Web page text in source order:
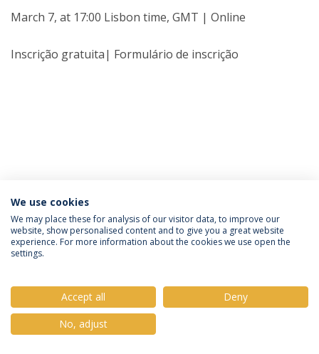
March 7, at 17:00 Lisbon time, GMT | Online
Inscrição gratuita| Formulário de inscrição
Política de Privacidade
Termos e Condições
Direitos do Titular dos Dados
© 2026 Universidade Católica Portuguesa
We use cookies
We may place these for analysis of our visitor data, to improve our
website, show personalised content and to give you a great website
experience. For more information about the cookies we use open the
settings.
Accept all
Deny
No, adjust